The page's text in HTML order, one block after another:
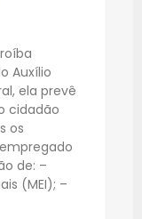
Auxílio
ela prevê
cidadão
os
de: –
(MEI); –